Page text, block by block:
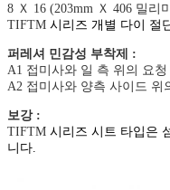
8 Ｘ 16 (203mm Ｘ 406 밀리
TIFTM 시리즈 개별 다이 절
퍼레셔 민감성 부착제 :
A1 접미사와 일 측 위의 요청
A2 접미사와 양측 사이드 위
보강 :
TIFTM 시리즈 시트 타입은
니다.